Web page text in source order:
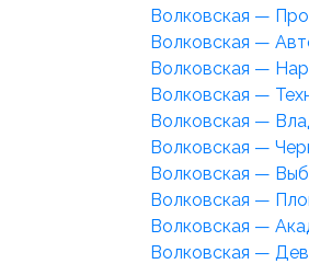
Волковская —
Волковская —
Волковская —
Волковская —
Волковская —
Волковская —
Волковская —
Волковская —
Волковская —
Волковская —